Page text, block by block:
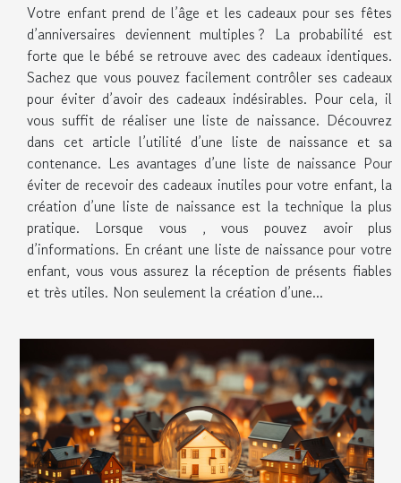
Votre enfant prend de l’âge et les cadeaux pour ses fêtes
d’anniversaires deviennent multiples ? La probabilité est
forte que le bébé se retrouve avec des cadeaux identiques.
Sachez que vous pouvez facilement contrôler ses cadeaux
pour éviter d’avoir des cadeaux indésirables. Pour cela, il
vous suffit de réaliser une liste de naissance. Découvrez
dans cet article l’utilité d’une liste de naissance et sa
contenance. Les avantages d’une liste de naissance Pour
éviter de recevoir des cadeaux inutiles pour votre enfant, la
création d’une liste de naissance est la technique la plus
pratique. Lorsque vous , vous pouvez avoir plus
d’informations. En créant une liste de naissance pour votre
enfant, vous vous assurez la réception de présents fiables
et très utiles. Non seulement la création d’une...